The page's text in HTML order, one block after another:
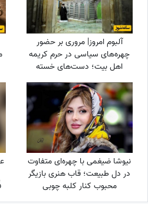
آلبوم امروز| مروری بر حضور
چهره‌های سیاسی در حرم کریمه
اهل بیت؛ دست‌های خسته
امید
نیوشا ضیغمی با چهره‌ای متفاوت
در دل طبیعت؛ قاب هنری بازیگر
محبوب کنار کلبه چوبی